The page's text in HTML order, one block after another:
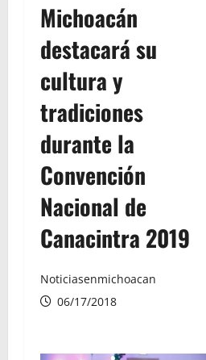
Michoacán
destacará su
cultura y
tradiciones
durante la
Convención
Nacional de
Canacintra 2019
Noticiasenmichoacan
06/17/2018